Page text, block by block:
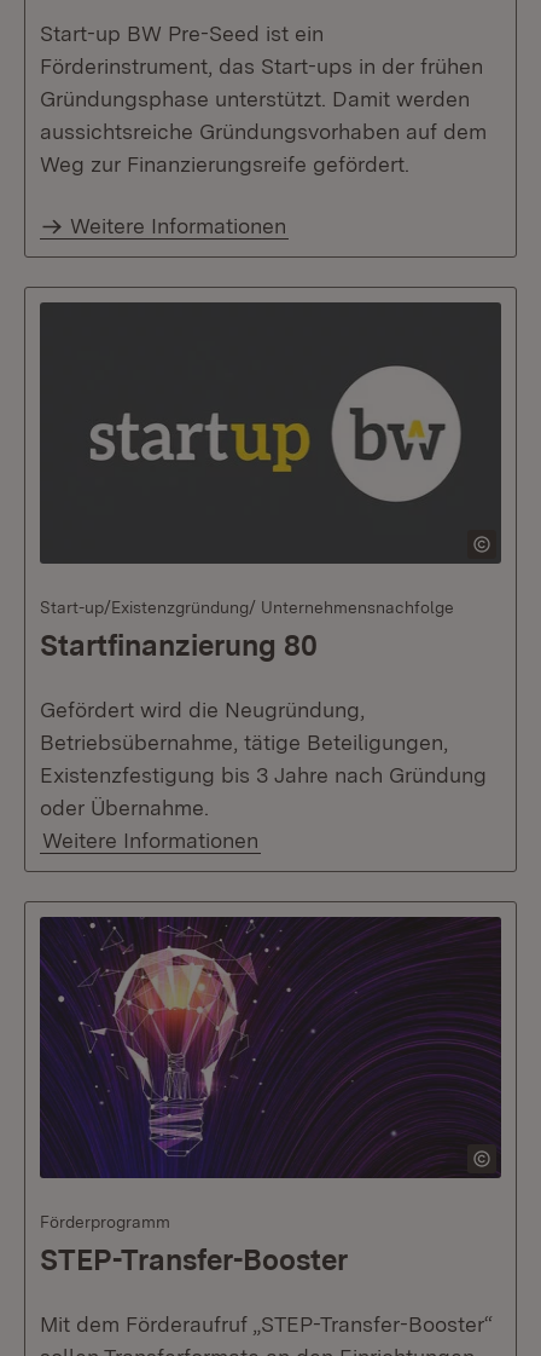
Start-up BW Pre-Seed ist ein
Förderinstrument, das Start-ups in der frühen
Gründungsphase unterstützt. Damit werden
aussichtsreiche Gründungsvorhaben auf dem
Weg zur Finanzierungsreife gefördert.
Weitere Informationen
Start-up/Existenzgründung/ Unternehmensnachfolge
Startfinanzierung 80
Gefördert wird die Neugründung,
Betriebsübernahme, tätige Beteiligungen,
Existenzfestigung bis 3 Jahre nach Gründung
oder Übernahme.
Weitere Informationen
Förderprogramm
STEP-Transfer-Booster
Mit dem Förderaufruf „STEP-Transfer-Booster“